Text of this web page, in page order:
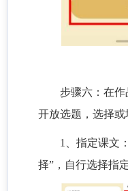
步骤六：在
开放选题，选择或
1、指定课文
择”，自行选择指